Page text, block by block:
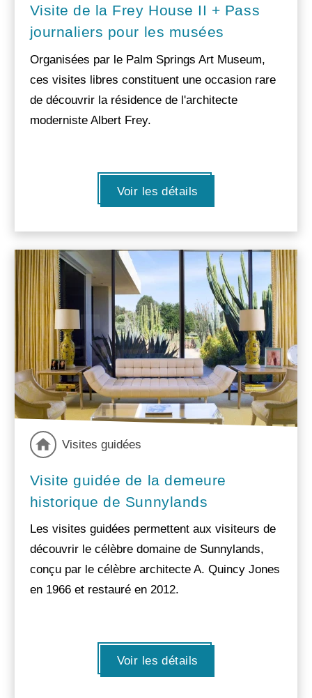
Visite de la Frey House II + Pass
journaliers pour les musées
Organisées par le Palm Springs Art Museum,
ces visites libres constituent une occasion rare
de découvrir la résidence de l'architecte
moderniste Albert Frey.
Voir les détails
Visites guidées
Visite guidée de la demeure
historique de Sunnylands
Les visites guidées permettent aux visiteurs de
découvrir le célèbre domaine de Sunnylands,
conçu par le célèbre architecte A. Quincy Jones
en 1966 et restauré en 2012.
Voir les détails